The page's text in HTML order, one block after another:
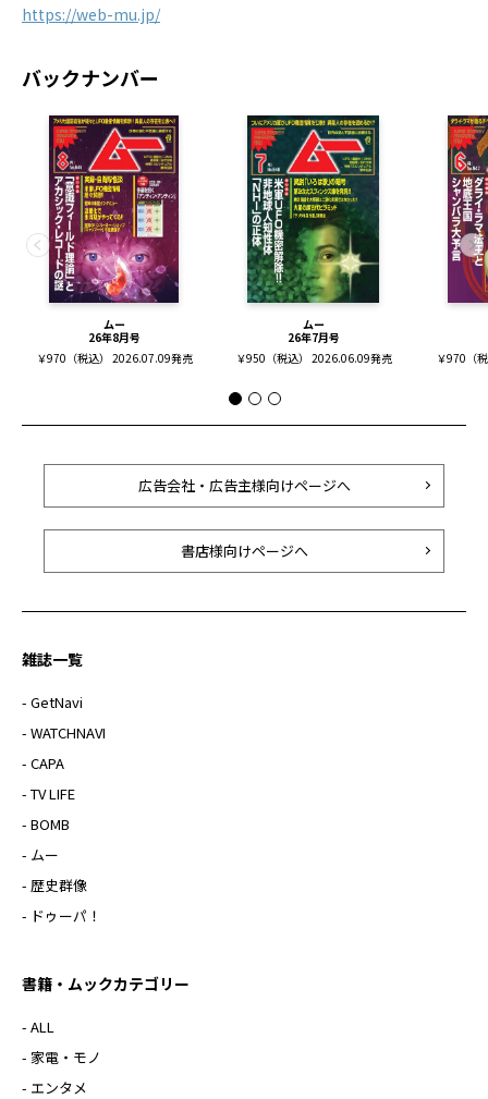
https://web-mu.jp/
バックナンバー
ムー
26年8月号
￥970（税込） 2026.07.09発売
ムー
26年7月号
￥950（税込） 2026.06.09発売
￥970（
広告会社・広告主様向けページへ
書店様向けページへ
雑誌一覧
- GetNavi
- WATCHNAVI
- CAPA
- TV LIFE
- BOMB
- ムー
- 歴史群像
- ドゥーパ！
書籍・ムックカテゴリー
- ALL
- 家電・モノ
- エンタメ